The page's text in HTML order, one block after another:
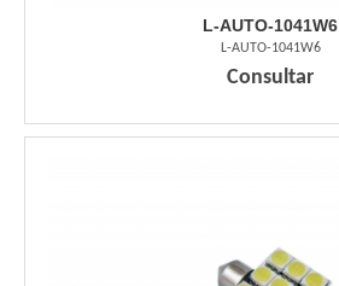
L-AUTO-1041W6
L-AUTO-1041W6
Consultar